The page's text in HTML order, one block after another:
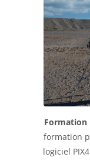
Formation
formation
logiciel